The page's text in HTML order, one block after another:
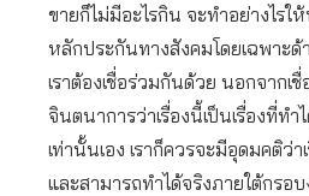
ขายก็ไม่มีอะไรกิน จะทำอย่างไร
หลักประกันทางสังคมโดยเฉพาะด้
เราต้องเชื่อร่วมกันด้วย นอกจากเชื่
จินตนาการว่าเรื่องนี้เป็นเรื่องที่ท
เท่านั้นเอง เราก็ควรจะมีอุดมคติว่า
และสามารถทำได้จริงภายใต้กรอ